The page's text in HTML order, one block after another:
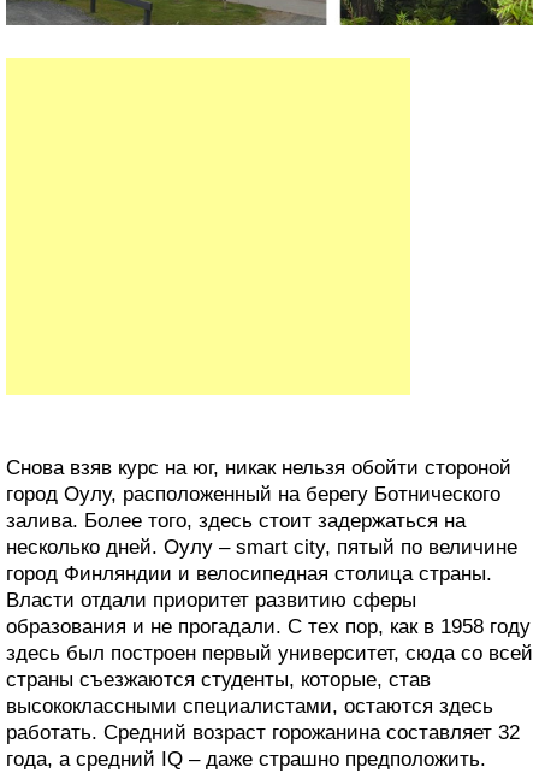
Снова взяв курс на юг, никак нельзя обойти стороной
город Оулу, расположенный на берегу Ботнического
залива. Более того, здесь стоит задержаться на
несколько дней. Оулу – smart city, пятый по величине
город Финляндии и велосипедная столица страны.
Власти отдали приоритет развитию сферы
образования и не прогадали. С тех пор, как в 1958 году
здесь был построен первый университет, сюда со всей
страны съезжаются студенты, которые, став
высококлассными специалистами, остаются здесь
работать. Средний возраст горожанина составляет 32
года, а средний IQ – даже страшно предположить.